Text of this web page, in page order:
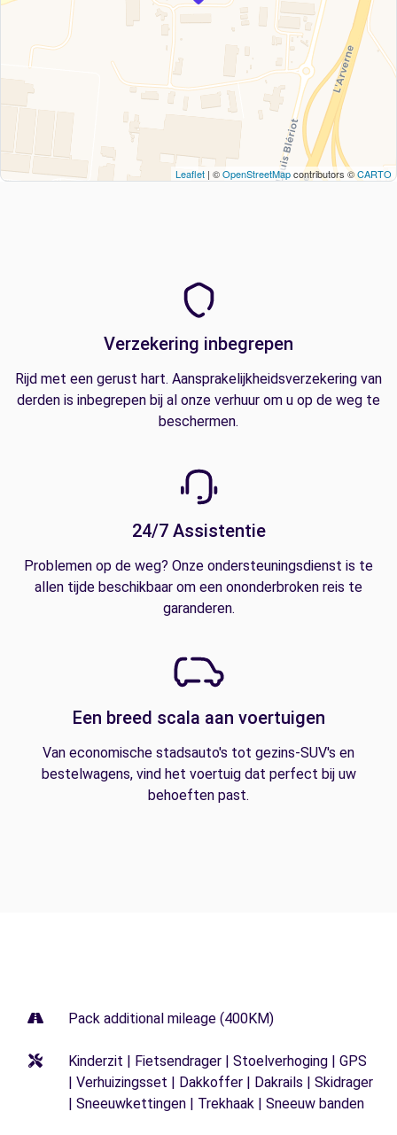
Leaflet | ©OpenStreetMapcontributors ©CARTO
Verzekering inbegrepen
Rijd met een gerust hart. Aansprakelijkheidsverzekering van
derden is inbegrepen bij al onze verhuur om u op de weg te
beschermen.
24/7 Assistentie
Problemen op de weg? Onze ondersteuningsdienst is te
allen tijde beschikbaar om een ononderbroken reis te
garanderen.
Een breed scala aan voertuigen
Van economische stadsauto's tot gezins-SUV's en
bestelwagens, vind het voertuig dat perfect bij uw
behoeften past.
Pack additional mileage (400KM)
Kinderzit | Fietsendrager | Stoelverhoging | GPS
| Verhuizingsset | Dakkoffer | Dakrails | Skidrager
| Sneeuwkettingen | Trekhaak | Sneeuw banden